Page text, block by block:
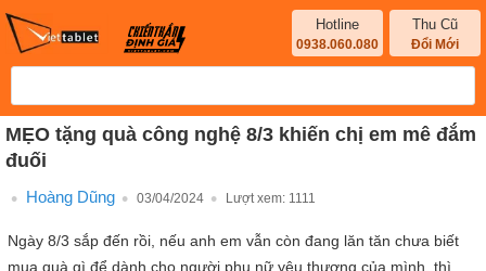
Hotline
0938.060.080
Thu Cũ
Đổi Mới
MẸO tặng quà công nghệ 8/3 khiến chị em mê đắm
đuối
Hoàng Dũng 03/04/2024 Lượt xem: 1111
Ngày 8/3 sắp đến rồi, nếu anh em vẫn còn đang lăn tăn chưa biết
mua quà gì để dành cho người phụ nữ yêu thương của mình, thì